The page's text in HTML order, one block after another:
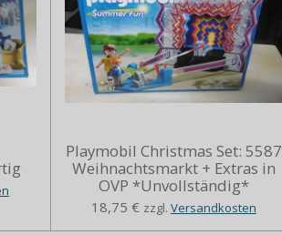
Playmobil Christmas Set: 5587
Weihnachtsmarkt + Extras in
OVP *Unvollständig*
18,75 € zzgl. Versandkosten